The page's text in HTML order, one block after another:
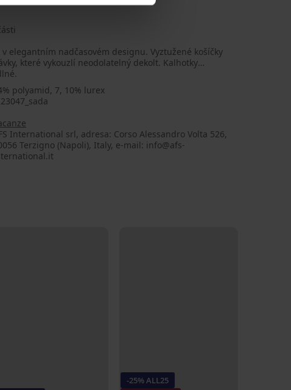
elegantním nadčasovém designu. Vyztužené košíčky
které vykouzlí neodolatelný dekolt. Kalhotky
polyamid, 7, 10% lurex
International srl, adresa: Corso Alessandro Volta 526,
Terzigno (Napoli), Italy, e-mail: info@afs-
-25% ALL25